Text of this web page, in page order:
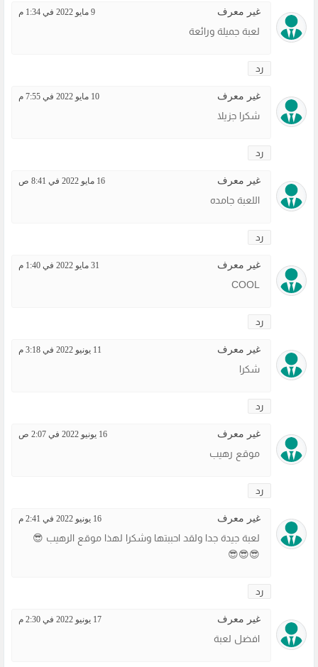
غير معرف 9 مايو 2022 في 1:34 م
لعبة جميلة ورائعة
رد
غير معرف 10 مايو 2022 في 7:55 م
شكرا جزيلا
رد
غير معرف 16 مايو 2022 في 8:41 ص
اللعبة جامده
رد
غير معرف 31 مايو 2022 في 1:40 م
COOL
رد
غير معرف 11 يونيو 2022 في 3:18 م
شكرا
رد
غير معرف 16 يونيو 2022 في 2:07 ص
موقع رهيب
رد
غير معرف 16 يونيو 2022 في 2:41 م
لعبة جيدة جدا ولقد احببتها وشكرا لهذا موقع الرهيب 😎
😎😎😎
رد
غير معرف 17 يونيو 2022 في 2:30 م
افضل لعبة